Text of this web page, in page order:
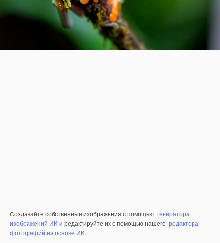
Создавайте собственные изображения с помощью генератора
изображений ИИ и редактируйте их с помощью нашего редактора
фотографий на основе ИИ.